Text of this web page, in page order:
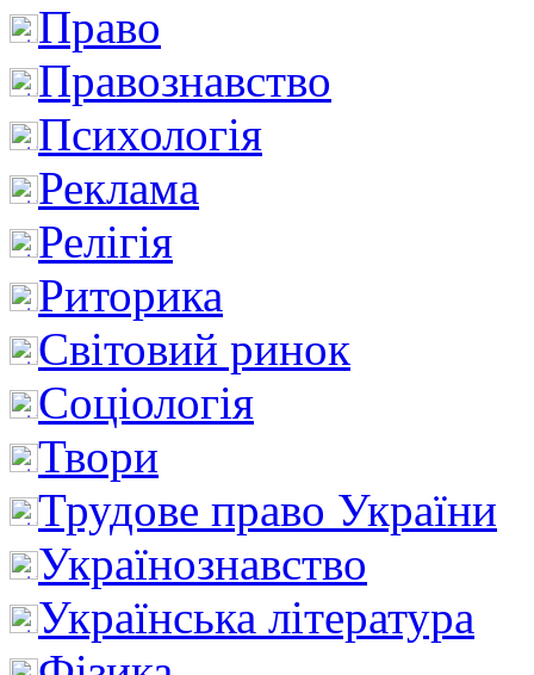
Право
Правознавство
Психологія
Реклама
Релігія
Риторика
Світовий ринок
Соціологія
Твори
Трудове право України
Українознавство
Українська література